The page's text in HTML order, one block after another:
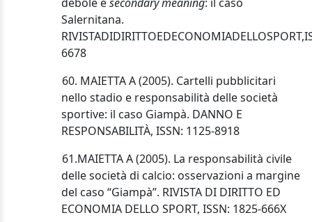
Salernitana.
RIVISTADIDIRITTOEDECONOMIADELLOSPORT,
6678
60. MAIETTA A (2005). Cartelli pubblicitari
nello stadio e responsabilità delle società
sportive: il caso Giampà. DANNO E
RESPONSABILITÀ, ISSN: 1125-8918
61.MAIETTA A (2005). La responsabilità civile
delle società di calcio: osservazioni a margine
del caso “Giampà”. RIVISTA DI DIRITTO ED
ECONOMIA DELLO SPORT, ISSN: 1825-666X